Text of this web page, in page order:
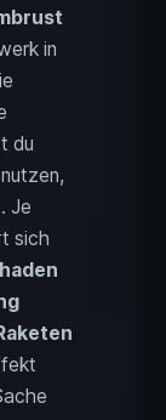
in
du
nutzen,
. Je
sich